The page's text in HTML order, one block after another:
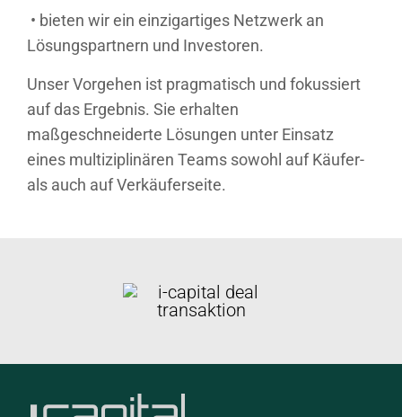
• bieten wir ein einzigartiges Netzwerk an
Lösungspartnern und Investoren.
Unser Vorgehen ist pragmatisch und fokussiert
auf das Ergebnis. Sie erhalten
maßgeschneiderte Lösungen unter Einsatz
eines multiziplinären Teams sowohl auf Käufer-
als auch auf Verkäuferseite.